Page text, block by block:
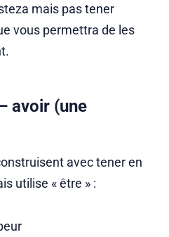
mais pas tener
vous permettra de les
avoir (une
avec tener en
utilise « être » :